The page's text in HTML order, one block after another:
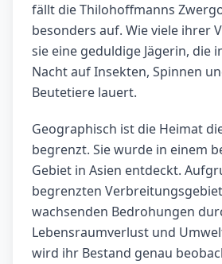
fällt die Thilohoffmanns
besonders auf. Wie viele ihrer
sie eine geduldige Jägerin, die
Nacht auf Insekten, Spinnen
Beutetiere lauert.
Geographisch ist die Heimat
begrenzt. Sie wurde in einem
Gebiet in Asien entdeckt.
begrenzten
wachsenden Bedrohungen
Lebensraumverlust und
wird ihr Bestand genau